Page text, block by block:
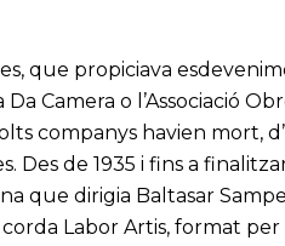
que propiciava
Camera o l’Associació
companys havien mort,
Des de 1935 i fins a
que dirigia Baltasar
Labor Artis, format